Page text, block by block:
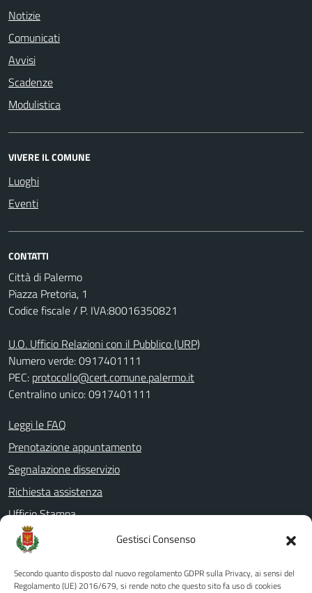
Gestisci Consenso
Secondo quanto disposto dal nuovo regolamento GDPR sulla Privacy, ai sensi del
Regolamento (UE) 2016/679, si rende noto che questo sito fa uso di cookies
Notizie
Comunicati
Avvisi
Scadenze
Modulistica
VIVERE IL COMUNE
Luoghi
Eventi
CONTATTI
Città di Palermo
Piazza Pretoria, 1
Codice fiscale / P. IVA:80016350821
U.O. Ufficio Relazioni con il Pubblico (URP)
Numero verde: 0917401111
PEC: protocollo@cert.comune.palermo.it
Centralino unico: 0917401111
Leggi le FAQ
Prenotazione appuntamento
Segnalazione disservizio
Richiesta assistenza
Ufficio Stampa
Amministrazione Trasparente
Albo pretorio
Informativa privacy